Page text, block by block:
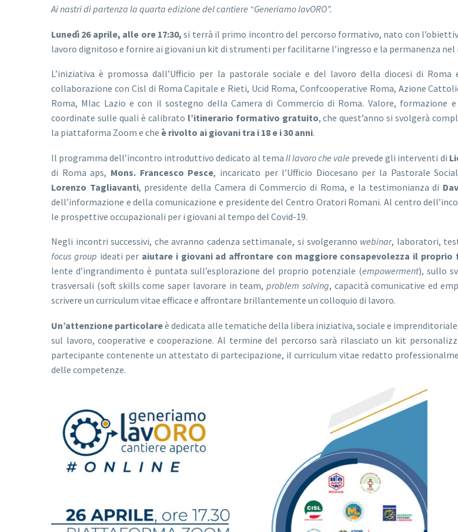
Ai nastri di partenza la quarta edizione del cantiere “Generiamo lavORO”.
Lunedì 26 aprile, alle ore 17:30, si terrà il primo incontro del percorso formativo, nato con
lavoro dignitoso e fornire ai giovani un kit di strumenti per facilitarne l’ingresso e la permanenza nel
L’iniziativa è promossa dall’Ufficio per la pastorale sociale e del lavoro della diocesi di Roma
collaborazione con Cisl di Roma Capitale e Rieti, Ucid Roma, Confcooperative Roma, Azione
Roma, Mlac Lazio e con il sostegno della Camera di Commercio di Roma. Valore, formazione
coordinate sulle quali è calibrato l’itinerario formativo gratuito, che quest’anno si svolgerà
la piattaforma Zoom e che è rivolto ai giovani tra i 18 e i 30 anni.
Il programma dell’incontro introduttivo dedicato al tema Il lavoro che vale prevede gli interventi di
di Roma aps, Mons. Francesco Pesce, incaricato per l’Ufficio Diocesano per la Pastorale
Lorenzo Tagliavanti, presidente della Camera di Commercio di Roma, e la testimonianza di
dell’informazione e della comunicazione e presidente del Centro Oratori Romani. Al centro
le prospettive occupazionali per i giovani al tempo del Covid-19.
Negli incontri successivi, che avranno cadenza settimanale, si svolgeranno webinar, laboratori,
focus group ideati per aiutare i giovani ad affrontare con maggiore consapevolezza il
lente d’ingrandimento è puntata sull’esplorazione del proprio potenziale (empowerment), sullo
trasversali (soft skills come saper lavorare in team,problem solving, capacità comunicative ed
scrivere un curriculum vitae efficace e affrontare brillantemente un colloquio di lavoro.
Un’attenzione particolareè dedicata alle tematiche della libera iniziativa, sociale e
sul lavoro, cooperative e cooperazione. Al termine del percorso sarà rilasciato un kit
partecipante contenente un attestato di partecipazione, il curriculum vitae redatto
delle competenze.